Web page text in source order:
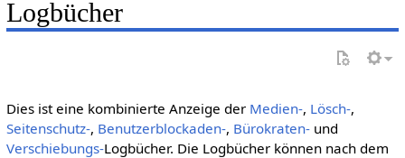
Logbücher
Dies ist eine kombinierte Anzeige der Medien-, Lösch-,
Seitenschutz-, Benutzerblockaden-, Bürokraten-und
Verschiebungs-Logbücher. Die Logbücher können nach dem